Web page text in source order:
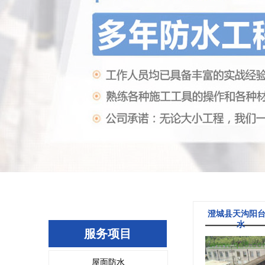
服务项目
屋面防水
澄城县天沟阳
水